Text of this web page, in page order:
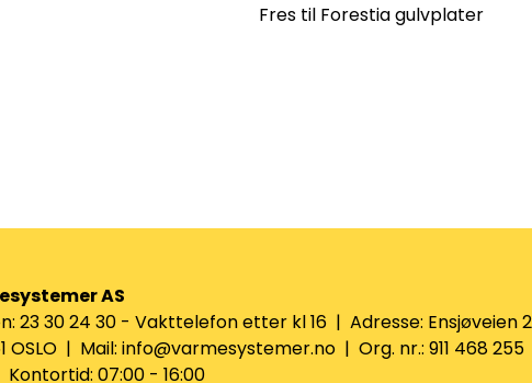
Fres til Forestia gulvplater
AS
23 30 24 30 - Vakttelefon etter kl 16 | Adresse: Ensjøveien
OSLO | Mail: info@varmesystemer.no | Org. nr.: 911 468 255
07:00 - 16:00